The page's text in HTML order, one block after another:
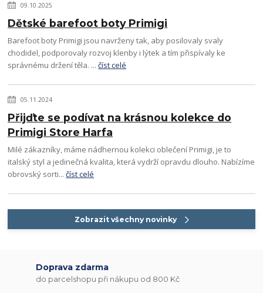
09.10.2025
Dětské barefoot boty Primigi
Barefoot boty Primigi jsou navrženy tak, aby posilovaly svaly
chodidel, podporovaly rozvoj klenby i lýtek a tím přispívaly ke
správnému držení těla. ...číst celé
05.11.2024
Přijďte se podívat na krásnou kolekce do
Primigi Store Harfa
Milé zákazníky, máme nádhernou kolekci oblečení Primigi, je to
italský styl a jedinečná kvalita, která vydrží opravdu dlouho. Nabízíme
obrovský sorti...číst celé
Zobrazit všechny novinky
Doprava zdarma
do parcelshopu při nákupu od 800 Kč